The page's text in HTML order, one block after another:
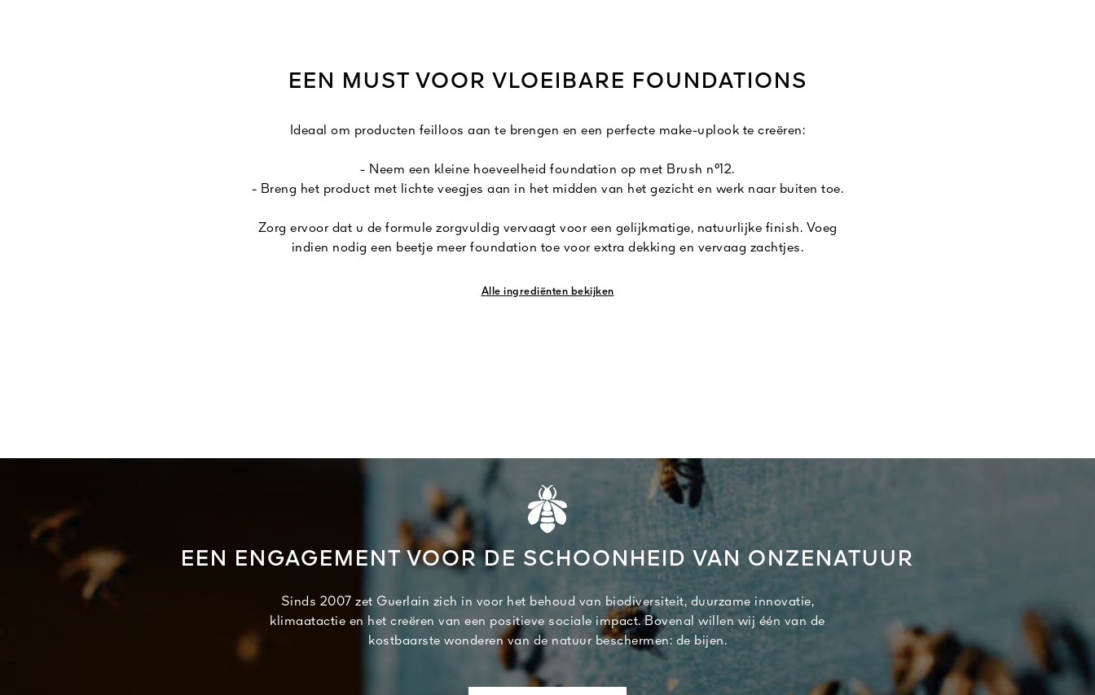
EEN MUST VOOR VLOEIBARE FOUNDATIONS
Ideaal om producten feilloos aan te brengen en een perfecte make-uplook te creëren:
- Neem een kleine hoeveelheid foundation op met Brush n°12.
- Breng het product met lichte veegjes aan in het midden van het gezicht en werk naar buiten toe.
Zorg ervoor dat u de formule zorgvuldig vervaagt voor een gelijkmatige, natuurlijke finish. Voeg
indien nodig een beetje meer foundation toe voor extra dekking en vervaag zachtjes.
Alle ingrediënten bekijken
EEN ENGAGEMENT VOOR DE SCHOONHEID VAN ONZENATUUR
Sinds 2007 zet Guerlain zich in voor het behoud van biodiversiteit, duurzame innovatie,
klimaatactie en het creëren van een positieve sociale impact. Bovenal willen wij één van de
kostbaarste wonderen van de natuur beschermen: de bijen.